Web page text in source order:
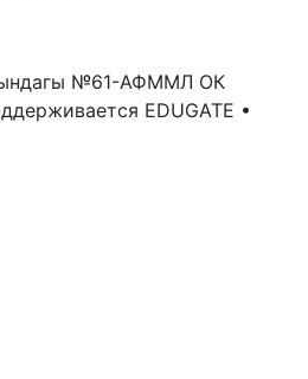
№61-АФММЛ ОК
EDUGATE •